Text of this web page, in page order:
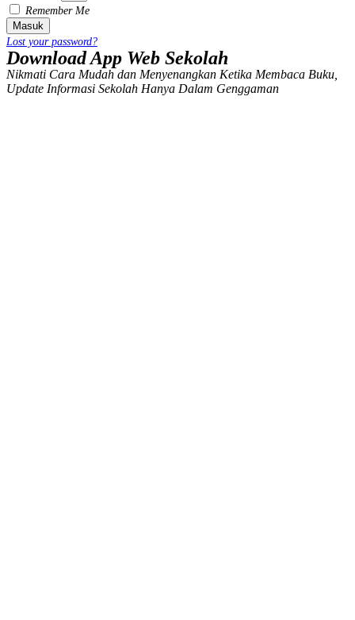
Remember Me
Masuk
Lost your password?
Download App Web Sekolah
Nikmati Cara Mudah dan Menyenangkan Ketika Membaca Buku,
Update Informasi Sekolah Hanya Dalam Genggaman